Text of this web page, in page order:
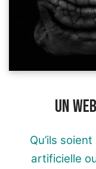
Un
Qu’ils
artificielle